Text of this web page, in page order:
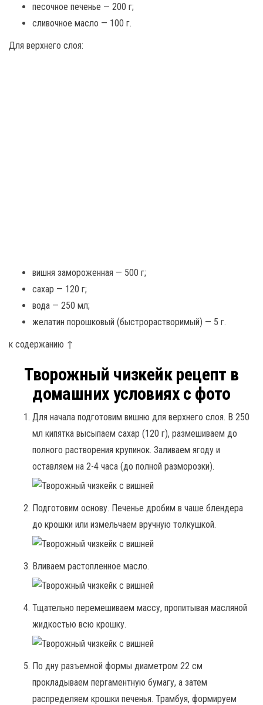
песочное печенье — 200 г;
сливочное масло — 100 г.
Для верхнего слоя:
вишня замороженная — 500 г;
сахар — 120 г;
вода — 250 мл;
желатин порошковый (быстрорастворимый) — 5 г.
к содержанию ↑
Творожный чизкейк рецепт в
домашних условиях с фото
Для начала подготовим вишню для верхнего слоя. В 250
мл кипятка высыпаем сахар (120 г), размешиваем до
полного растворения крупинок. Заливаем ягоду и
оставляем на 2-4 часа (до полной разморозки).
Подготовим основу. Печенье дробим в чаше блендера
до крошки или измельчаем вручную толкушкой.
Вливаем растопленное масло.
Тщательно перемешиваем массу, пропитывая масляной
жидкостью всю крошку.
По дну разъемной формы диаметром 22 см
прокладываем пергаментную бумагу, а затем
распределяем крошки печенья. Трамбуя, формируем